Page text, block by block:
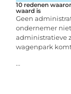
10 redenen
waard is
Geen
ondernemer
administratieve
wagenpark
...